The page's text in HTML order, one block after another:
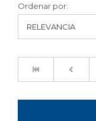
Ordenar por: